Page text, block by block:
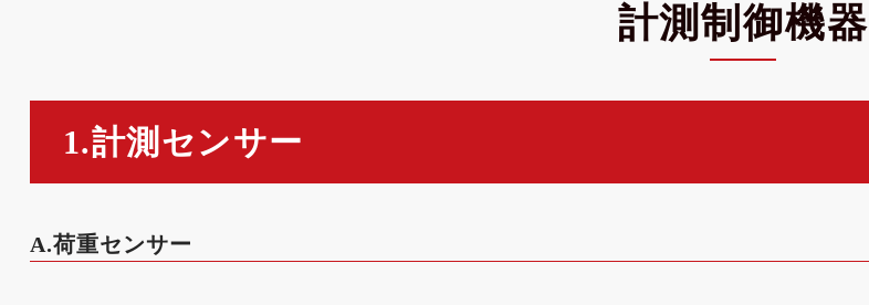
計測制御機器
1.計測センサー
A.荷重センサー